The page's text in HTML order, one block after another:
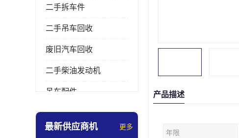
二手拆车件
二手吊车回收
废旧汽车回收
二手柴油发动机
吊车配件
挖掘机拆车件
最新供应商机 更多
产品描述
年限